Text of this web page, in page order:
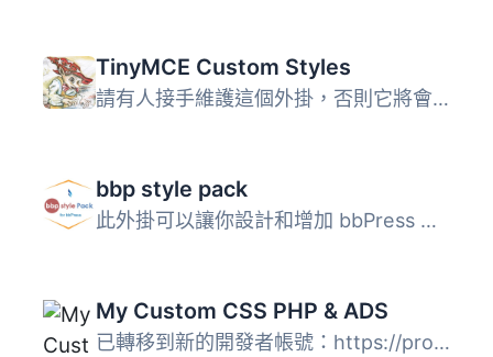
TinyMCE Custom Styles
請有人接手維護這個外掛，否則它將會被遺棄 – 目前有超過9,00...
bbp style pack
此外掛可以讓你設計和增加 bbPress 的顯示功能。 你可以改變...
My Custom CSS PHP & ADS
已轉移到新的開發者帳號：https://profiles.wordpress.org/es...